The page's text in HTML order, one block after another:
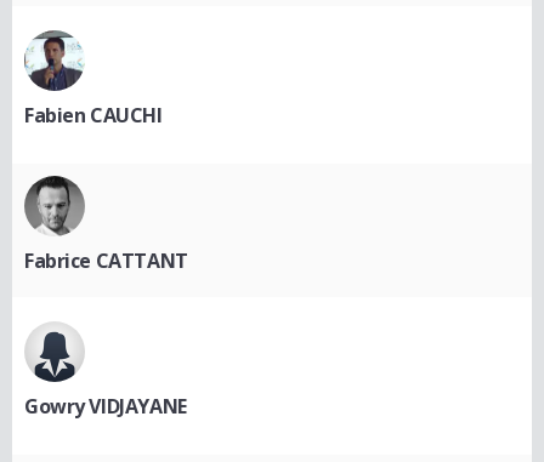
Fabien CAUCHI
Fabrice CATTANT
Gowry VIDJAYANE